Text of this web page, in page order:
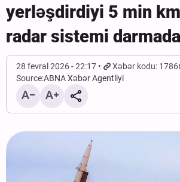
yerləşdirdiyi 5 min
radar sistemi
28 fevral 2026 - 22:17
Xəbər kodu:
Source:ABNA Xəbər Agentliyi